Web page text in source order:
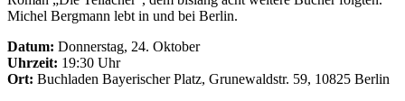
Michel Bergmann lebt in und bei Berlin.
Datum: Donnerstag, 24. Oktober
Uhrzeit: 19:30 Uhr
Ort: Buchladen Bayerischer Platz, Grunewaldstr. 59, 10825 Berlin